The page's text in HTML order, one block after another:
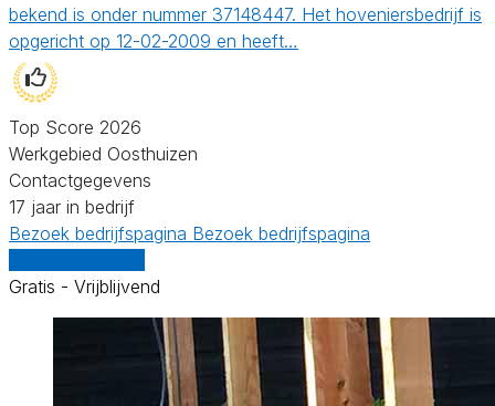
bekend is onder nummer 37148447. Het hoveniersbedrijf is
opgericht op 12-02-2009 en heeft…
Top Score 2026
Werkgebied Oosthuizen
Contactgegevens
17 jaar in bedrijf
Bezoek bedrijfspagina Bezoek bedrijfspagina
Gratis - Vrijblijvend